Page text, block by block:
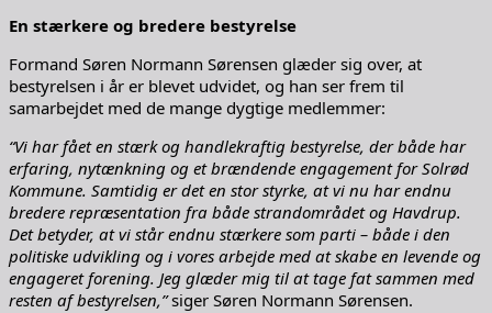
En stærkere og bredere bestyrelse
Formand Søren Normann Sørensen glæder sig over, at
bestyrelsen i år er blevet udvidet, og han ser frem til
samarbejdet med de mange dygtige medlemmer:
“Vi har fået en stærk og handlekraftig bestyrelse, der både har
erfaring, nytænkning og et brændende engagement for Solrød
Kommune. Samtidig er det en stor styrke, at vi nu har endnu
bredere repræsentation fra både strandområdet og Havdrup.
Det betyder, at vi står endnu stærkere som parti – både i den
politiske udvikling og i vores arbejde med at skabe en levende og
engageret forening. Jeg glæder mig til at tage fat sammen med
resten af bestyrelsen,”siger Søren Normann Sørensen.